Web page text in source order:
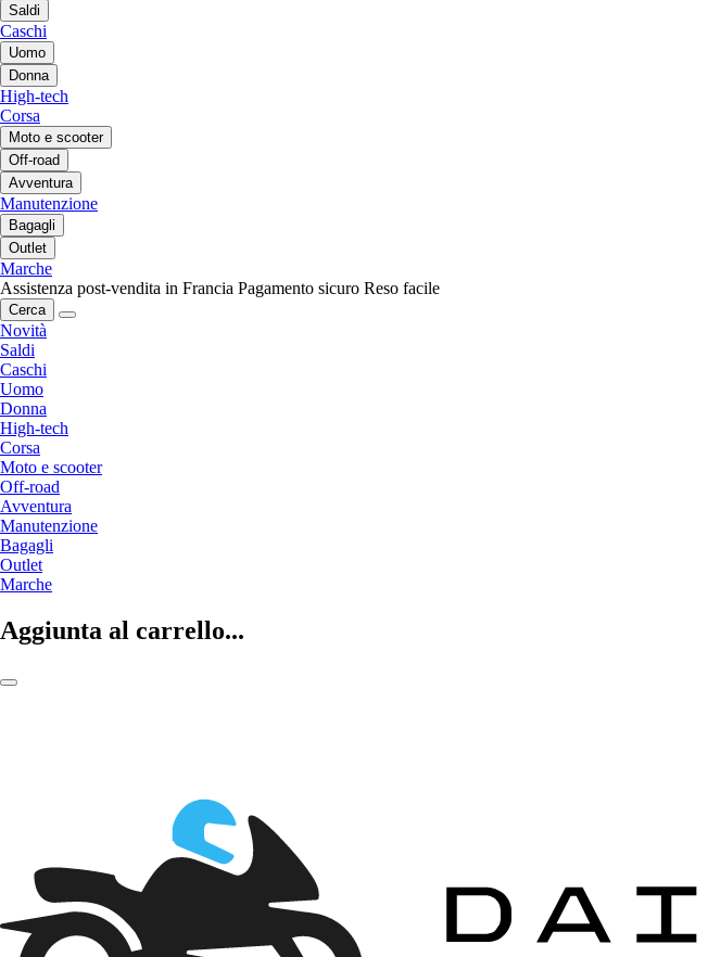
Saldi
Caschi
Uomo
Donna
High-tech
Corsa
Moto e scooter
Off-road
Avventura
Manutenzione
Bagagli
Outlet
Marche
Assistenza post-vendita in Francia Pagamento sicuro Reso facile
Cerca
Novità
Saldi
Caschi
Uomo
Donna
High-tech
Corsa
Moto e scooter
Off-road
Avventura
Manutenzione
Bagagli
Outlet
Marche
Aggiunta al carrello...